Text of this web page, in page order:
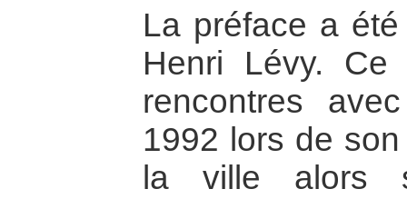
La préface a
Henri Lévy. Ce
rencontres
1992 lors de
la ville alors